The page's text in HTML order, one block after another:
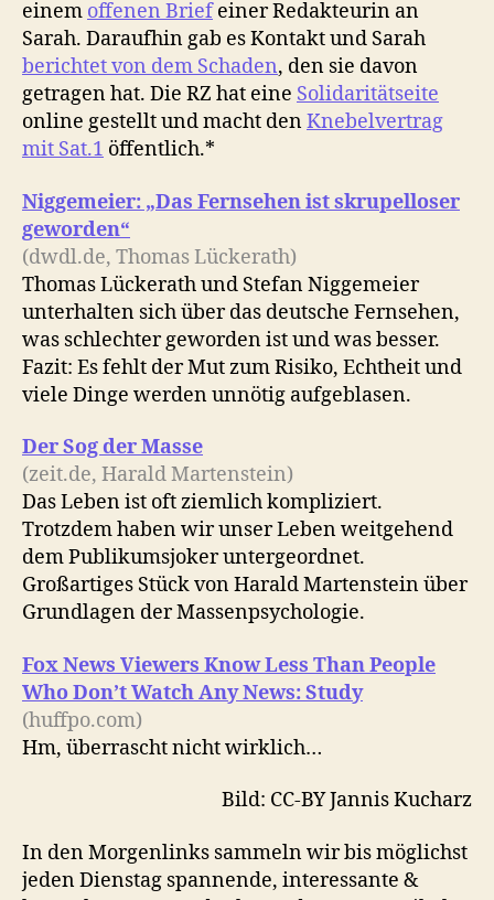
einem offenen Briefeiner Redakteurin an
Sarah. Daraufhin gab es Kontakt und Sarah
berichtet von dem Schaden, den sie davon
getragen hat. Die RZ hat eine Solidaritätseite
online gestellt und macht denKnebelvertrag
mit Sat.1 öffentlich.*
Niggemeier: „Das Fernsehen ist skrupelloser
geworden“
(dwdl.de, Thomas Lückerath)
Thomas Lückerath und Stefan Niggemeier
unterhalten sich über das deutsche Fernsehen,
was schlechter geworden ist und was besser.
Fazit: Es fehlt der Mut zum Risiko, Echtheit und
viele Dinge werden unnötig aufgeblasen.
Der Sog der Masse
(zeit.de, Harald Martenstein)
Das Leben ist oft ziemlich kompliziert.
Trotzdem haben wir unser Leben weitgehend
dem Publikumsjoker untergeordnet.
Großartiges Stück von Harald Martenstein über
Grundlagen der Massenpsychologie.
Fox News Viewers Know Less Than People
Who Don’t Watch Any News: Study
(huffpo.com)
Hm, überrascht nicht wirklich…
Bild: CC-BY Jannis Kucharz
In den Morgenlinks sammeln wir bis möglichst
jeden Dienstag spannende, interessante &